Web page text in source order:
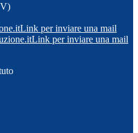
Link per inviare una mail
Link per inviare una mail